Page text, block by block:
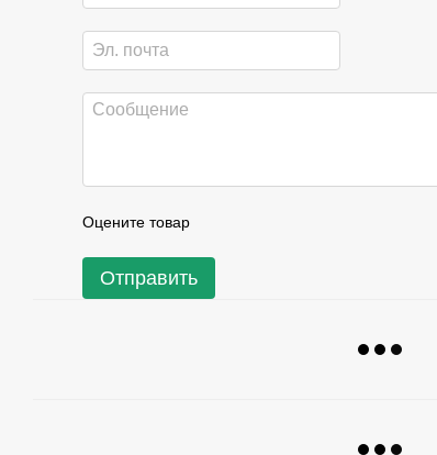
Оцените товар
Отправить